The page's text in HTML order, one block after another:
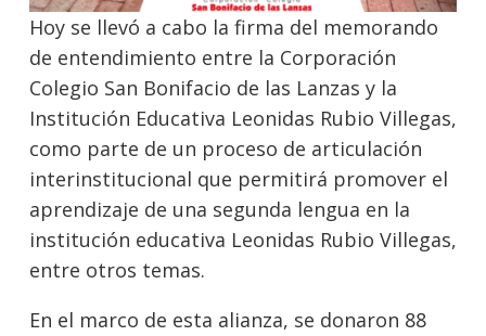
Hoy se llevó a cabo la firma del memorando
de entendimiento entre la Corporación
Colegio San Bonifacio de las Lanzas y la
Institución Educativa Leonidas Rubio Villegas,
como parte de un proceso de articulación
interinstitucional que permitirá promover el
aprendizaje de una segunda lengua en la
institución educativa Leonidas Rubio Villegas,
entre otros temas.
En el marco de esta alianza, se donaron 88